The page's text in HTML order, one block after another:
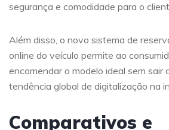
segurança e comodidade para o
Além disso, o novo sistema de
online do veículo permite ao
encomendar o modelo ideal sem sair
tendência global de digitalização na
Comparativos e